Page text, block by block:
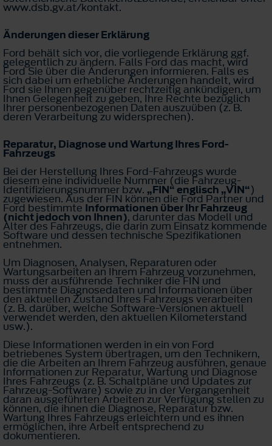
www.dsb.gv.at/kontakt.
Änderungen dieser Erklärung
Ford behält sich vor, die vorliegende Erklärung ggf.
gelegentlich zu ändern. Falls Ford das macht, wird
Ford Sie über die Änderungen informieren. Falls es
sich dabei um erhebliche Änderungen handelt, wird
Ford sie Ihnen gegenüber rechtzeitig ankündigen, um
Ihnen Gelegenheit zu geben, Ihre Rechte bezüglich
Ihrer personenbezogenen Daten auszuüben (z. B.
deren Verarbeitung zu widersprechen).
Reparatur, Diagnose und Wartung Ihres Ford-
Fahrzeugs
Bei der Herstellung Ihres Ford-Fahrzeugs wurde
diesem eine individuelle Nummer (die Fahrzeug-
Identifizierungsnummer bzw. „FIN“ englisch „VIN“)
zugewiesen. Aus der FIN können die Ford Partner und
Ford bestimmte Informationen über Ihr Fahrzeug
(nicht jedoch von Ihnen), darunter das Modell und
Alter des Fahrzeugs, die darin zum Einsatz kommende
Software und dessen technische Spezifikationen
entnehmen.
Um Diagnosen, Analysen, Reparaturen oder
Wartungsarbeiten an Ihrem Fahrzeug vorzunehmen,
muss der ausführende Techniker die FIN und
bestimmte Diagnosedaten und Informationen über
den aktuellen Zustand Ihres Fahrzeugs verarbeiten
(z. B. darüber, welche Software-Versionen aktuell
verwendet werden, den aktuellen Kilometerstand
usw.).
Diese Informationen werden in ein von Ford
betriebenes System übertragen, um den Technikern,
die die Arbeiten an Ihrem Fahrzeug ausführen, genaue
Informationen zur Reparatur, Wartung und Diagnose
Ihres Fahrzeugs (z. B. Schaltpläne und Updates zur
Fahrzeug-Software) sowie zu in der Vergangenheit
daran ausgeführten Arbeiten zur Verfügung stellen zu
können, die ihnen die Diagnose, Reparatur bzw.
Wartung Ihres Fahrzeugs erleichtern und es ihnen
ermöglichen, ihre Arbeit entsprechend zu
dokumentieren.